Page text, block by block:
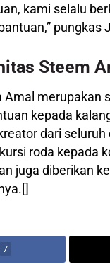
kami selalu
pungkas
Steem
Amal merupakan
kepada
dari
roda kepada
juga diberikan
7